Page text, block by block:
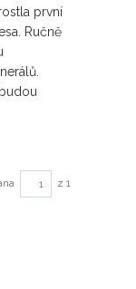
první
Ručně
z 1